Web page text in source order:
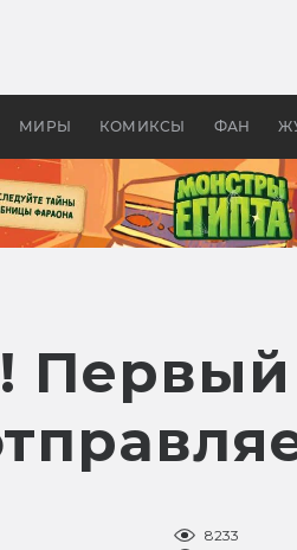
МИРЫ КОМИКСЫ ФАН
в России —
бы
8233